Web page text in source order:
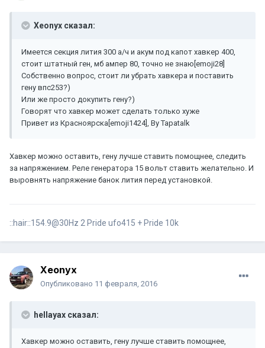
Xeonyx сказал:
Имеется секция лития 300 а/ч и акум под капот хавкер 400,
стоит штатный ген, мб ампер 80, точно не знаю[emoji28]
Собственно вопрос, стоит ли убрать хавкера и поставить
гену впс253?)
Или же просто докупить гену?)
Говорят что хавкер может сделать только хуже
Привет из Красноярска[emoji1424], By Tapatalk
Хавкер можно оставить, гену лучше ставить помощнее, следить
за напряжением. Реле генератора 15 вольт ставить желательно. И
выровнять напряжение банок лития перед установкой.
::hair::154.9@30Hz 2 Pride ufo415 + Pride 10k
Xeonyx
Опубликовано 11 февраля, 2016
hellayax сказал:
Хавкер можно оставить, гену лучше ставить помощнее,